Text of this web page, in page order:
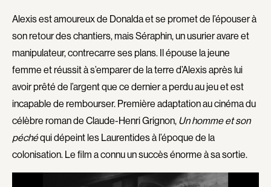
Allen Jeremy Peter
Alleyn Jennifer
Almond Paul
Anderson Michael
André G. Lauraine
Angers Richard
Angrignon Yves
Annaud Jean-Jacques
Antaki Joseph
Anthian Pierre
Arango Juan Andrés
Arcand Paul
Arcand Denys
Archambault Louise
Arsenault Mychel
Alexis est amoureux de Donalda et se promet de l’épouser à
son retour des chantiers, mais Séraphin, un usurier avare et
manipulateur, contrecarre ses plans. Il épouse la jeune
femme et réussit à s’emparer de la terre d’Alexis après lui
avoir prêté de l’argent que ce dernier a perdu au jeu et est
incapable de rembourser. Première adaptation au cinéma du
célèbre roman de Claude-Henri Grignon, Un homme et son
péchéqui dépeint les Laurentides à l’époque de la
colonisation. Le film a connu un succès énorme à sa sortie.